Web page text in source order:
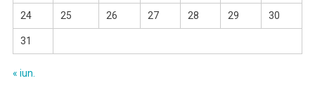
24 25 26 27 28 29 30
31
« iun.